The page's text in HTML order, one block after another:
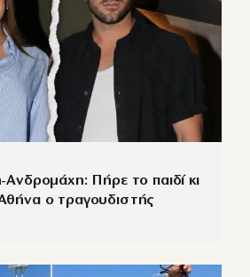
Ανδρομάχη: Πήρε το παιδί κι
ο τραγουδιστής